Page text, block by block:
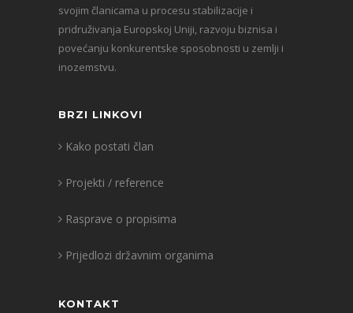
svojim članicama u procesu stabilizacije i
pridruživanja Europskoj Uniji, razvoju biznisa i
povećanju konkurentske sposobnosti u zemlji i
inozemstvu.
BRZI LINKOVI
Kako postati član
Projekti / reference
Rasprave o propisima
Prijedlozi državnim organima
KONTAKT